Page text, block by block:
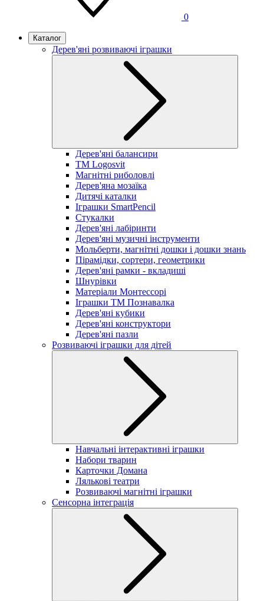
0
Каталог
Дерев'яні розвиваючі іграшки
Дерев'яні балансири
TM Logosvit
Магнітні риболовлі
Дерев'яна мозаїка
Дитячі каталки
Іграшки SmartPencil
Стукалки
Дерев'яні лабіринти
Дерев'яні музичні інструменти
Мольберти, магнітні дошки і дошки знань
Пірамідки, сортери, геометрики
Дерев'яні рамки - вкладиші
Шнурівки
Матеріали Монтессорі
Іграшки ТМ Познавалка
Дерев'яні кубики
Дерев'яні конструктори
Дерев'яні пазли
Розвиваючі іграшки для дітей
Навчальні інтерактивні іграшки
Набори тварин
Карточки Домана
Лялькові театри
Розвиваючі магнітні іграшки
Сенсорна інтеграція